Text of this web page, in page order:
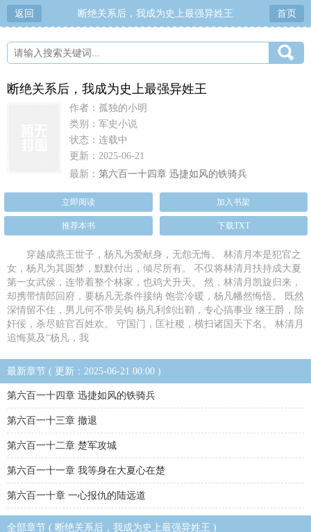
返回 断绝关系后，我成为史上最强异姓王 首页
断绝关系后，我成为史上最强异姓王
作者：孤独的小明
类别：军史小说
状态：连载中
更新：2025-06-21
最新： 第六百一十四章 迅捷如风的铁骑兵
立即阅读 加入书架
推荐本书 下载TXT
穿越成燕王世子，杨凡为爱献身，无怨无悔。 林清月本是犯官之
女，杨凡为其圆梦，默默付出，倾尽所有。 不仅将林清月扶持成大夏
第一女武侯，连带着整个林家，也鸡犬升天。 然，林清月凯旋归来，
却携带情郎回府，要杨凡无条件接纳 饱尝冷暖，杨凡幡然悔悟。 既然
深情留不住，男儿何不带吴钩 杨凡利剑出鞘，专心搞事业 继王爵，除
奸佞，杀尽赃官百姓欢。 守国门，匡社稷，横扫诸国天下名。 林清月
追悔莫及“杨凡，我
最新章节 ( 更新：2025-06-21 00:00 )
第六百一十四章 迅捷如风的铁骑兵
第六百一十三章 撤退
第六百一十二章 楚军攻城
第六百一十一章 我等身在大夏心在楚
第六百一十章 一心报仇的陆远道
全部章节 ( 断绝关系后，我成为史上最强异姓王 )